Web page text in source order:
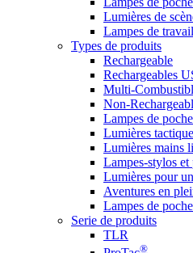
Lumières de
Lampes de travail
Types de produits
Rechargeable
Rechargeables
Multi-
Non-
Lampes de
Lumières
Lumières mains
Lampes-stylos et
Lumières pour
Aventures en
Lampes de
Serie de produits
TLR
®